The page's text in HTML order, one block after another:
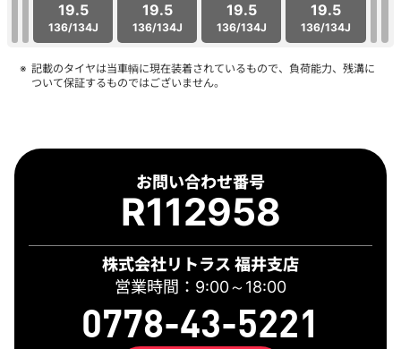
お問い合わせ番号
R112958
株式会社リトラス 福井支店
営業時間：9:00～18:00
0778-43-5221
19.5
136/134J
19.5
136/134J
19.5
136/134J
19.5
136/134J
記載のタイヤは当車輌に現在装着されているもので、負荷能力、残溝に
ついて保証するものではございません。